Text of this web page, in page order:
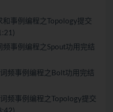
和事例编程之Topology提交
事例编程之Spout功用完结
频事例编程之Bolt功用完结
频事例编程之Topology提交